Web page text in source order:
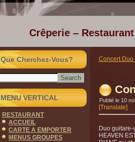
Crêperie –
Que Cherchez-Vous?
MENU VERTICAL
RESTAURANT
ACCUEIL
CARTE A EMPORTER
MENUS GROUPES
Concert Duo
Publié le 10
[Translate]
Duo
HEAVEN